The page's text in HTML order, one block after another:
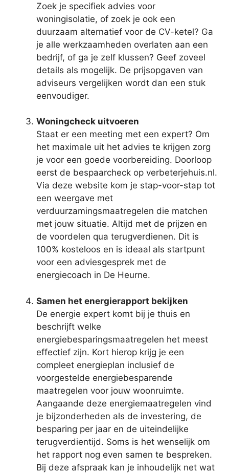
Zoek je specifiek advies voor
woningisolatie, of zoek je ook een
duurzaam alternatief voor de CV-ketel? Ga
je alle werkzaamheden overlaten aan een
bedrijf, of ga je zelf klussen? Geef zoveel
details als mogelijk. De prijsopgaven van
adviseurs vergelijken wordt dan een stuk
eenvoudiger.
Woningcheck uitvoeren
Staat er een meeting met een expert? Om
het maximale uit het advies te krijgen zorg
je voor een goede voorbereiding. Doorloop
eerst de bespaarcheck op verbeterjehuis.nl.
Via deze website kom je stap-voor-stap tot
een weergave met
verduurzamingsmaatregelen die matchen
met jouw situatie. Altijd met de prijzen en
de voordelen qua terugverdienen. Dit is
100% kosteloos en is ideaal als startpunt
voor een adviesgesprek met de
energiecoach in De Heurne.
Samen het energierapport bekijken
De energie expert komt bij je thuis en
beschrijft welke
energiebesparingsmaatregelen het meest
effectief zijn. Kort hierop krijg je een
compleet energieplan inclusief de
voorgestelde energiebesparende
maatregelen voor jouw woonruimte.
Aangaande deze energiemaatregelen vind
je bijzonderheden als de investering, de
besparing per jaar en de uiteindelijke
terugverdientijd. Soms is het wenselijk om
het rapport nog even samen te bespreken.
Bij deze afspraak kan je inhoudelijk net wat